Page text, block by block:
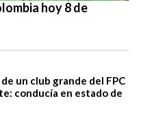
hoy 8 de
un club grande del FPC
conducía en estado de